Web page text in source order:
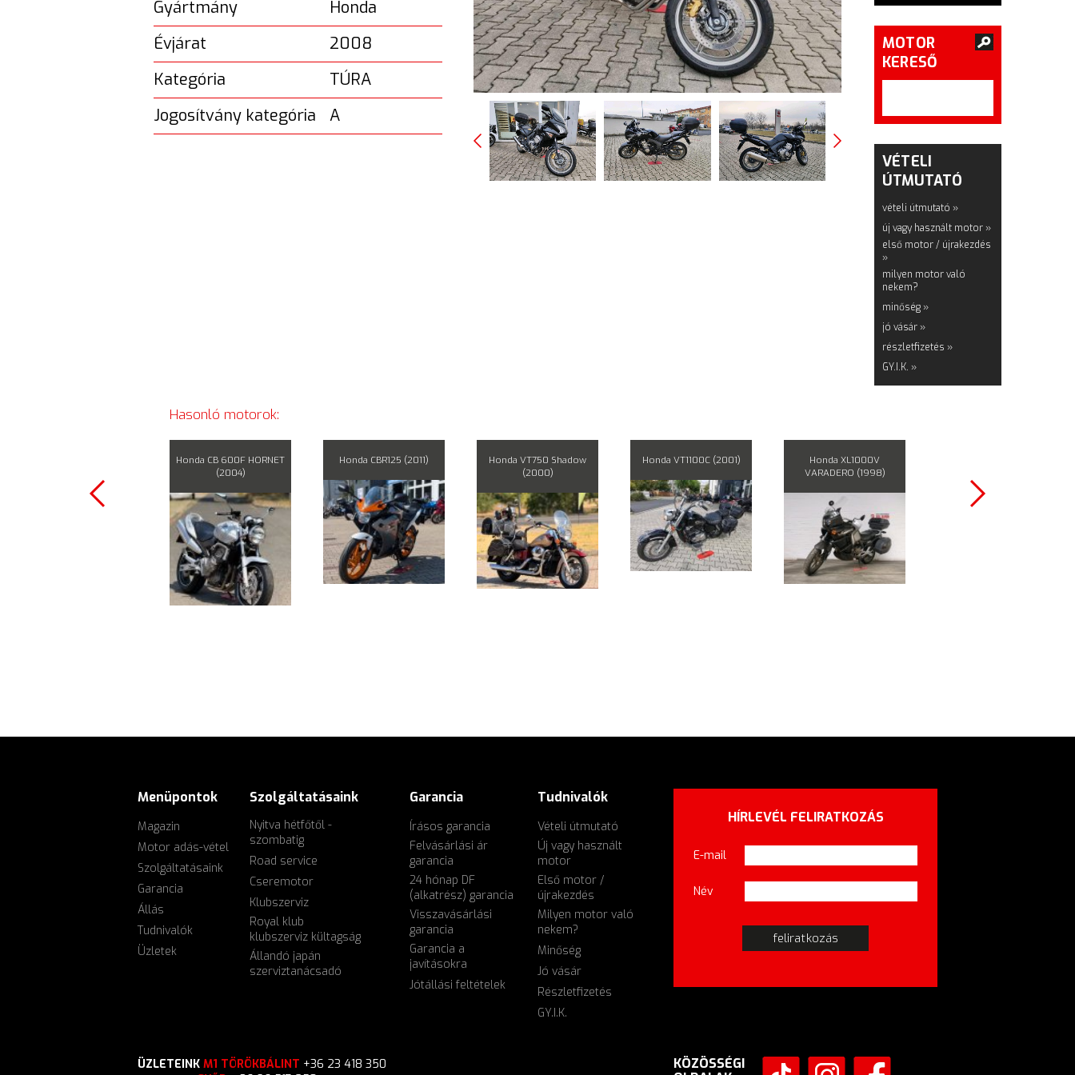
Gyártmány
Honda
Évjárat
2008
Kategória
TÚRA
Jogosítvány kategória
A
MOTOR
KERESŐ
VÉTELI
ÚTMUTATÓ
vételi útmutató »
új vagy használt motor »
első motor / újrakezdés
»
milyen motor való
nekem?
minőség »
jó vásár »
részletfizetés »
GY.I.K. »
Hasonló motorok:
Honda CB 600F HORNET
(2004)
Honda CBR125 (2011)
Honda VT750 Shadow
(2000)
Honda VT1100C (2001)
Honda XL1000V
VARADERO (1998)
Menüpontok
Magazin
Motor adás-vétel
Szolgáltatásaink
Garancia
Állás
Tudnivalók
Üzletek
Szolgáltatásaink
Nyitva hétfőtől -
szombatig
Road service
Cseremotor
Klubszerviz
Royal klub
klubszerviz kültagság
Állandó japán
szerviztanácsadó
Garancia
Írásos garancia
Felvásárlási ár
garancia
24 hónap DF
(alkatrész) garancia
Visszavásárlási
garancia
Garancia a
javításokra
Jótállási feltételek
Tudnivalók
Vételi útmutató
Új vagy használt
motor
Első motor /
újrakezdés
Milyen motor való
nekem?
Minőség
Jó vásár
Részletfizetés
GY.I.K.
HÍRLEVÉL FELIRATKOZÁS
E-mail
Név
ÜZLETEINK M1 TÖRÖKBÁLINT +36 23 418 350
KÖZÖSSÉGI